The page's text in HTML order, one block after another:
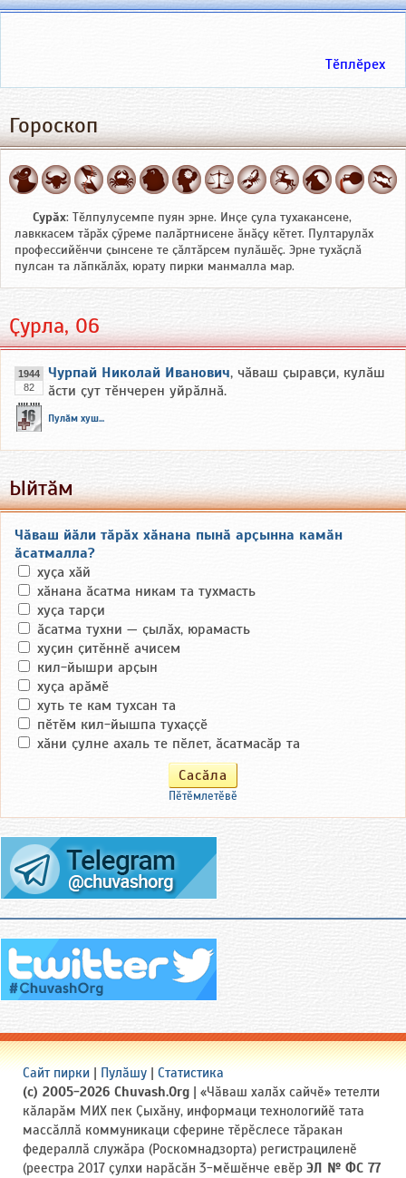
Тӗплӗрех
Гороскоп
Сурӑх: Тӗлпулусемпе пуян эрне. Инҫе ҫула тухакансене,
лавккасем тӑрӑх ҫӳреме палӑртнисене ӑнӑҫу кӗтет. Пултарулӑх
профессийӗнчи ҫынсене те ҫӑлтӑрсем пулӑшӗҫ. Эрне тухӑҫлӑ
пулсан та лӑпкӑлӑх, юрату пирки манмалла мар.
Ҫурла, 06
1944
82
Чурпай Николай Иванович, чӑваш ҫыравҫи, кулӑш
ӑсти ҫут тӗнчерен уйрӑлнӑ.
Пулӑм хуш...
Ыйтӑм
Чӑваш йӑли тӑрӑх хӑнана пынӑ арҫынна камӑн
ӑсатмалла?
хуҫа хӑй
хӑнана ӑсатма никам та тухмасть
хуҫа тарҫи
ӑсатма тухни — ҫылӑх, юрамасть
хуҫин ҫитӗннӗ ачисем
кил-йышри арҫын
хуҫа арӑмӗ
хуть те кам тухсан та
пӗтӗм кил-йышпа тухаҫҫӗ
хӑни ҫулне ахаль те пӗлет, ӑсатмасӑр та
Пӗтӗмлетӗвӗ
Сайт пирки | Пулӑшу | Статистика
(c) 2005-2026 Chuvash.Org | «Чӑваш халӑх сайчӗ» тетелти
кӑларӑм МИХ пек Ҫыхӑну, информаци технологийӗ тата
массӑллӑ коммуникаци сферине тӗрӗслесе тӑракан
федераллӑ служӑра (Роскомнадзорта) регистрациленӗ
(реестра 2017 ҫулхи нарӑсӑн 3-мӗшӗнче евӗр ЭЛ № ФС 77